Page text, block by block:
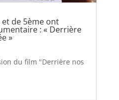
et de 5ème ont
: « Derrière
»
du film "Derrière nos